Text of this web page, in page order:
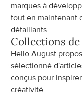
marques à
tout en maintenant
détaillants.
Collections
Hello August
sélectionné
conçus pour
créativité.